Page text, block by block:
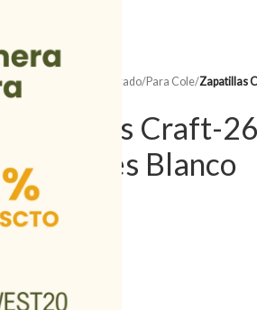
Inicio Calzado/Para Cole/Zapatillas
Zapatillas Craft-
Pasadores Blanco
Desde
S/169.00